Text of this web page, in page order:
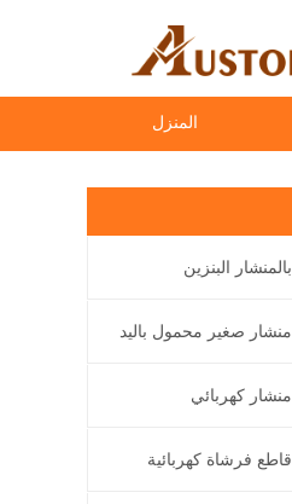
المنزل
بالمنشار البنزين
منشار صغير محمول باليد
منشار كهربائي
قاطع فرشاة كهربائية